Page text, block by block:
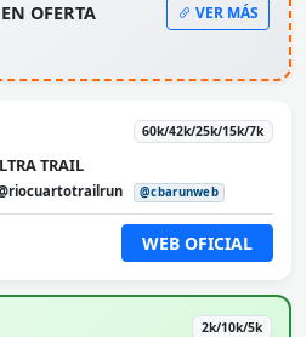
OFERTA VER MÁS
60k/42k/25k/15k/7k
TRAIL
@cbarunweb
WEB OFICIAL
2k/10k/5k